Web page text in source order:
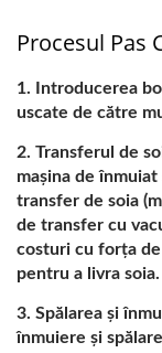
DE
Procesul Pas
Introducerea
uscate de către
Transferul de
mașina de
transfer de soia
de transfer cu
costuri cu forța
pentru a livra soia.
Spălarea și
înmuiere și